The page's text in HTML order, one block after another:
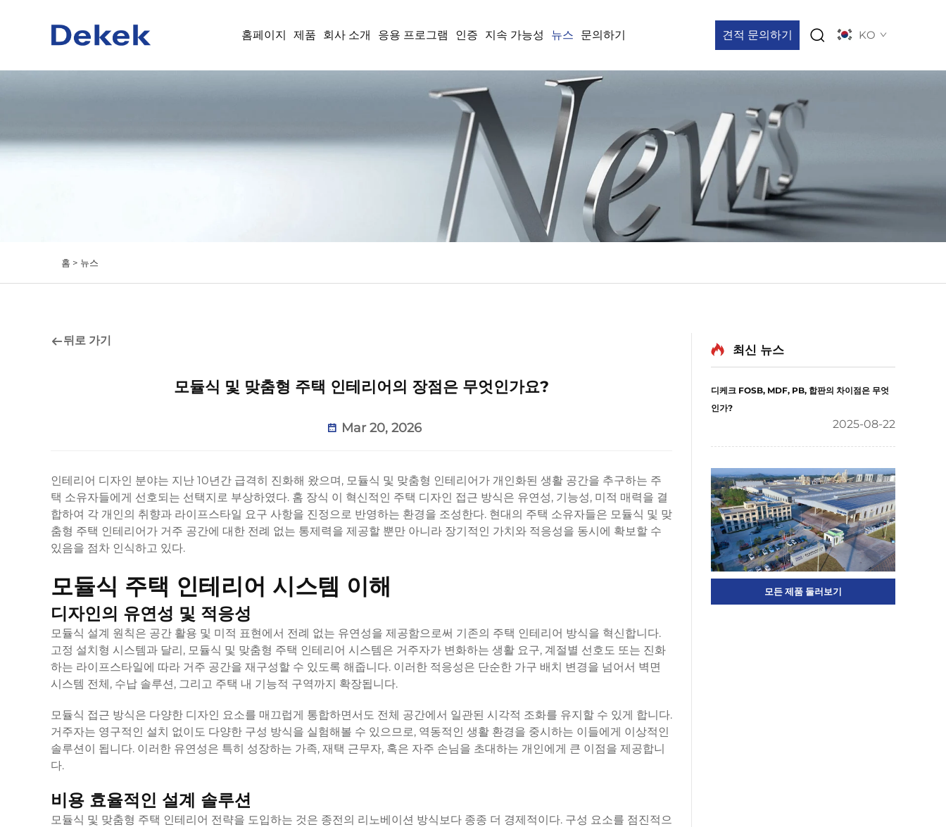
홈페이지 제품 회사 소개 응용 프로그램 인증 지속 가능성 뉴스 문의하기 견적 문의하기 KO
홈 > 뉴스
뒤로 가기
모듈식 및 맞춤형 주택 인테리어의 장점은 무엇인가요?
Mar 20, 2026
인테리어 디자인 분야는 지난 10년간 급격히 진화해 왔으며, 모듈식 및 맞춤형 인테리어가 개인화된 생활 공간을 추구하는 주
택 소유자들에게 선호되는 선택지로 부상하였다. 홈 장식 이 혁신적인 주택 디자인 접근 방식은 유연성, 기능성, 미적 매력을 결
합하여 각 개인의 취향과 라이프스타일 요구 사항을 진정으로 반영하는 환경을 조성한다. 현대의 주택 소유자들은 모듈식 및 맞
춤형 주택 인테리어가 거주 공간에 대한 전례 없는 통제력을 제공할 뿐만 아니라 장기적인 가치와 적응성을 동시에 확보할 수
있음을 점차 인식하고 있다.
모듈식 주택 인테리어 시스템 이해
디자인의 유연성 및 적응성
모듈식 설계 원칙은 공간 활용 및 미적 표현에서 전례 없는 유연성을 제공함으로써 기존의 주택 인테리어 방식을 혁신합니다.
고정 설치형 시스템과 달리, 모듈식 및 맞춤형 주택 인테리어 시스템은 거주자가 변화하는 생활 요구, 계절별 선호도 또는 진화
하는 라이프스타일에 따라 거주 공간을 재구성할 수 있도록 해줍니다. 이러한 적응성은 단순한 가구 배치 변경을 넘어서 벽면
시스템 전체, 수납 솔루션, 그리고 주택 내 기능적 구역까지 확장됩니다.
모듈식 접근 방식은 다양한 디자인 요소를 매끄럽게 통합하면서도 전체 공간에서 일관된 시각적 조화를 유지할 수 있게 합니다.
거주자는 영구적인 설치 없이도 다양한 구성 방식을 실험해볼 수 있으므로, 역동적인 생활 환경을 중시하는 이들에게 이상적인
솔루션이 됩니다. 이러한 유연성은 특히 성장하는 가족, 재택 근무자, 혹은 자주 손님을 초대하는 개인에게 큰 이점을 제공합니
다.
비용 효율적인 설계 솔루션
모듈식 및 맞춤형 주택 인테리어 전략을 도입하는 것은 종전의 리노베이션 방식보다 종종 더 경제적이다. 구성 요소를 점진적으
최신 뉴스
디케크 FOSB, MDF, PB, 합판의 차이점은 무엇
인가?
2025-08-22
모든 제품 둘러보기